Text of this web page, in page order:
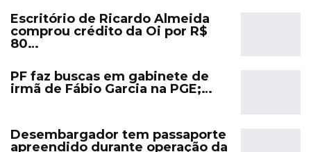
Escritório de Ricardo Almeida
comprou crédito da Oi por R$
80…
PF faz buscas em gabinete de
irmã de Fábio Garcia na PGE;…
Desembargador tem passaporte
apreendido durante operação da